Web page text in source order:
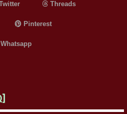
Threads
Pinterest